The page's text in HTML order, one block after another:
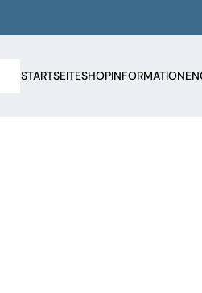
STARTSEITESHOPINFORMATIONEN